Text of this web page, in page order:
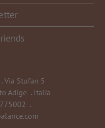
.Via Stufan 5
Adige . Italia
.